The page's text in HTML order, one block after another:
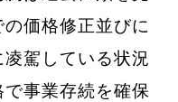
価格修正並びに
駕している状況
事業存続を確保